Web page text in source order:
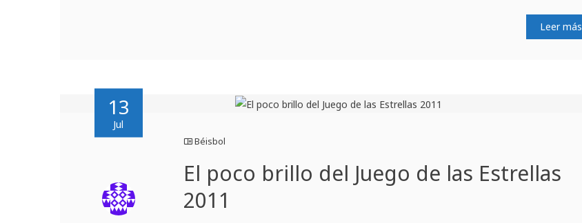
Leer más
13
Jul
Béisbol
El poco brillo del Juego de las Estrellas
2011